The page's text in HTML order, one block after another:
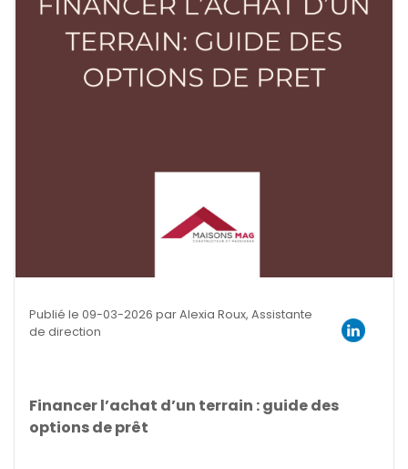
Publié le 09-03-2026 par Alexia Roux, Assistante
de direction
Financer l’achat d’un terrain : guide des
options de prêt